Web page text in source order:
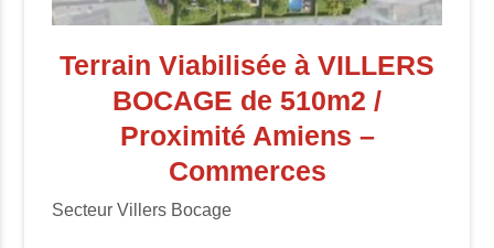
Terrain Viabilisée à VILLERS
BOCAGE de 510m2 /
Proximité Amiens –
Commerces
Secteur Villers Bocage